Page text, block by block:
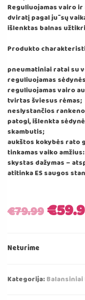
Reguliuojamas vairo
dviratį pagal jūsų
išlenktas balnas
Produkto
pneumatiniai ratai su
reguliuojamas
reguliuojamas vairo
tvirtas šviesus rėmas;
neslystančios
patogi, išlenkta
skambutis;
aukštos kokybės rato
tinkamas vaiko
skystas dažymas –
atitinka ES saugos
€79.99€
Neturime
Kategorija: